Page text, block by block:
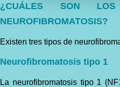
¿CUÁLES SON
NEUROFIBROMATOSIS?
Existen tres tipos de
Neurofibromatosis tipo 1
La neurofibromatosis tipo 1